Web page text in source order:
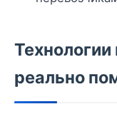
Технологии
реально